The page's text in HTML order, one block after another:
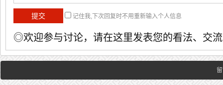
记住我,下次回复时不用重新输入个人信息
◎欢迎参与讨论，请在这里发表您的看法、交